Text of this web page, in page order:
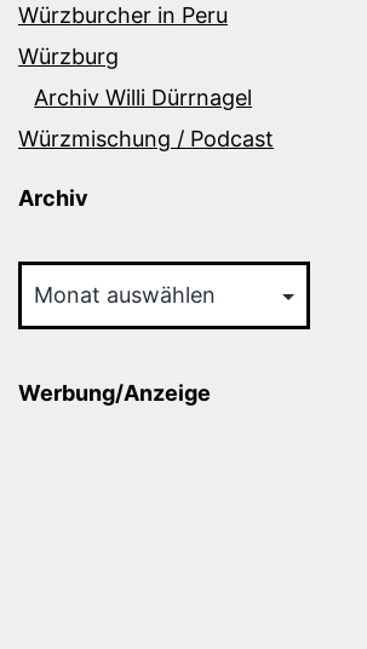
Würzburcher in Peru
Würzburg
Archiv Willi Dürrnagel
Würzmischung / Podcast
Archiv
Werbung/Anzeige